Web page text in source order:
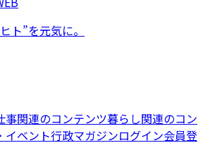
ト”を元気に。
事関連のコンテンツ暮らし関連のコン
イベント行政マガジンログイン会員登